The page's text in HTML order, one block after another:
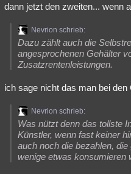
dann jetzt den zweiten... wenn
Nevrion schrieb:
Dazu zählt auch die
angesprochenen Gehälter
Zusatzrentenleistungen.
ich sage nicht das man bei
Nevrion schrieb:
Was nützt denn das tollste
Künstler, wenn fast keiner
auch noch die bezahlen,
wenige etwas konsumieren